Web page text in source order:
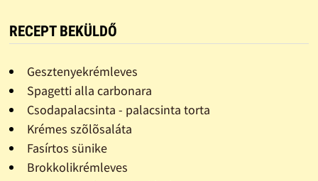
RECEPT BEKÜLDŐ
Gesztenyekrémleves
Spagetti alla carbonara
Csodapalacsinta - palacsinta torta
Krémes szõlõsaláta
Fasírtos sünike
Brokkolikrémleves